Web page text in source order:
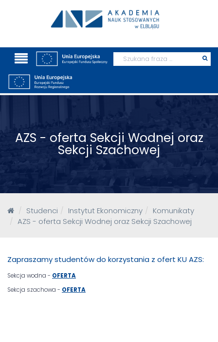
Wyszukaj
AZS - oferta Sekcji Wodnej oraz
Sekcji Szachowej
Studenci Instytut Ekonomiczny
Komunikaty
AZS - oferta Sekcji Wodnej oraz Sekcji Szachowej
Zapraszamy studentów do korzystania z ofert KU AZS:
Sekcja wodna - OFERTA
Sekcja szachowa - OFERTA